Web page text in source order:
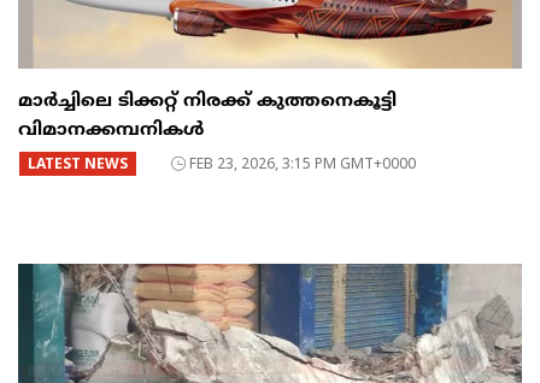
മാർച്ചിലെ ടിക്കറ്റ് നിരക്ക് കുത്തനെകൂട്ടി
വിമാനക്കമ്പനികൾ
LATEST NEWS FEB 23, 2026, 3:15 PM GMT+0000